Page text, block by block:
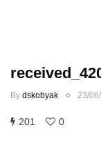
By dskobyak 23/
201 0